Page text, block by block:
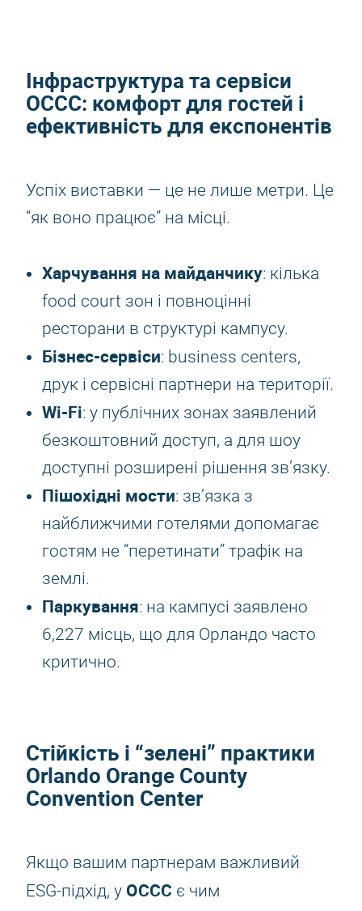
Інфраструктура та сервіси
OCCC: комфорт для гостей і
ефективність для експонентів
Успіх виставки — це не лише метри. Це
“як воно працює” на місці.
Харчування на майданчику: кілька
food court зон і повноцінні
ресторани в структурі кампусу.
Бізнес-сервіси: business centers,
друк і сервісні партнери на території.
Wi-Fi: у публічних зонах заявлений
безкоштовний доступ, а для шоу
доступні розширені рішення зв’язку.
Пішохідні мости: зв’язка з
найближчими готелями допомагає
гостям не “перетинати” трафік на
землі.
Паркування: на кампусі заявлено
6,227 місць, що для Орландо часто
критично.
Стійкість і “зелені” практики
Orlando Orange County
Convention Center
Якщо вашим партнерам важливий
ESG-підхід, у OCCC є чим